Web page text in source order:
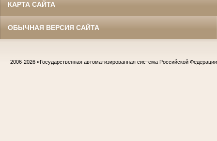
КАРТА САЙТА
ОБЫЧНАЯ ВЕРСИЯ САЙТА
2006-2026 «Государственная автоматизированная система Российской